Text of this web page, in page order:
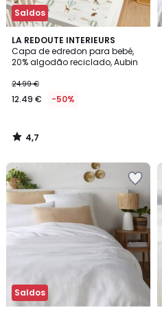
Saldos
LA REDOUTE INTERIEURS
Capa de edredon para bebé,
20% algodão reciclado, Aubin
24.99 €
12.49 € -50%
4,7
/ 5
4,7
/
Saldos